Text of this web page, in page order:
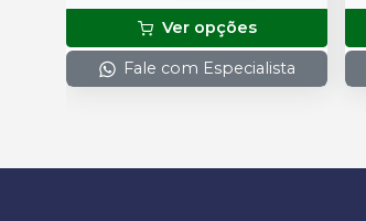
Ver opções
Fale com Especialista